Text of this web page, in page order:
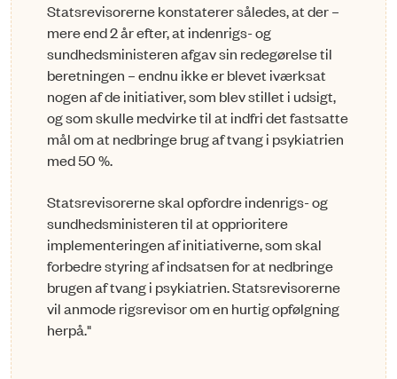
Statsrevisorerne konstaterer således, at der –
mere end 2 år efter, at indenrigs- og
sundhedsministeren afgav sin redegørelse til
beretningen – endnu ikke er blevet iværksat
nogen af de initiativer, som blev stillet i udsigt,
og som skulle medvirke til at indfri det fastsatte
mål om at nedbringe brug af tvang i psykiatrien
med 50 %.
Statsrevisorerne skal opfordre indenrigs- og
sundhedsministeren til at opprioritere
implementeringen af initiativerne, som skal
forbedre styring af indsatsen for at nedbringe
brugen af tvang i psykiatrien. Statsrevisorerne
vil anmode rigsrevisor om en hurtig opfølgning
herpå."